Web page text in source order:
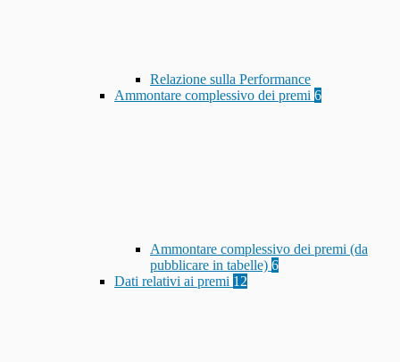
Relazione sulla Performance
Ammontare complessivo dei premi 6
Ammontare complessivo dei premi (da
pubblicare in tabelle) 6
Dati relativi ai premi 12